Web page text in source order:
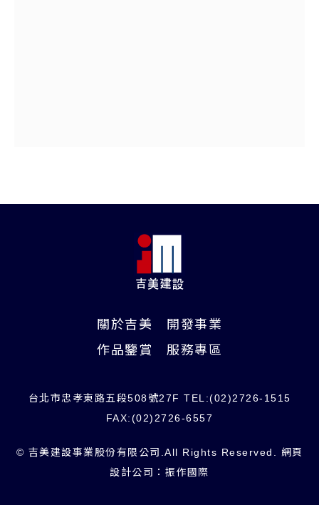
關於吉美
開發事業
作品鑒賞
服務專區
台北市忠孝東路五段508號27F TEL:(02)2726-1515
FAX:(02)2726-6557
© 吉美建設事業股份有限公司.All Rights Reserved. 網頁
設計公司 ：振作國際